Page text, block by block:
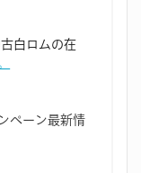
白ロムの在
ペーン最新情